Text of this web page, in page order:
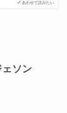
あわせて読みたい
ェソン